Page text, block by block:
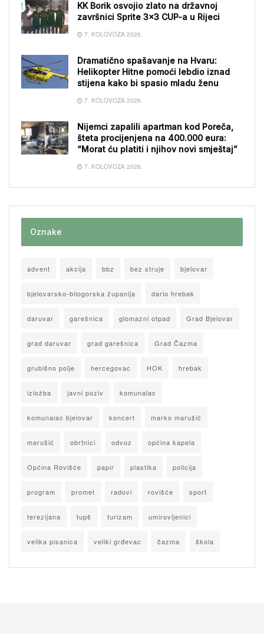
KK Borik osvojio zlato na državnoj
završnici Sprite 3×3 CUP-a u Rijeci
7. KOLOVOZA 2026.
Dramatično spašavanje na Hvaru:
Helikopter Hitne pomoći lebdio iznad
stijena kako bi spasio mladu ženu
7. KOLOVOZA 2026.
Nijemci zapalili apartman kod Poreča,
šteta procijenjena na 400.000 eura:
“Morat ću platiti i njihov novi smještaj”
7. KOLOVOZA 2026.
Oznake
advent akcija bbz bez struje bjelovar
bjelovarsko-bilogorska županija dario hrebak
daruvar garešnica glomazni otpad Grad Bjelovar
grad daruvar grad garešnica Grad Čazma
grubišno polje hercegovac HOK hrebak
izložba javni poziv komunalac
komunalac bjelovar koncert marko marušić
marušić obrtnici odvoz općina kapela
Općina Rovišće papir plastika policija
program promet radovi rovišće sport
terezijana tupš turizam umirovljenici
velika pisanica veliki grđevac čazma škola